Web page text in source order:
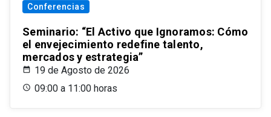
Conferencias
Seminario: “El Activo que Ignoramos: Cómo
el envejecimiento redefine talento,
mercados y estrategia”
19 de Agosto de 2026
09:00 a 11:00 horas